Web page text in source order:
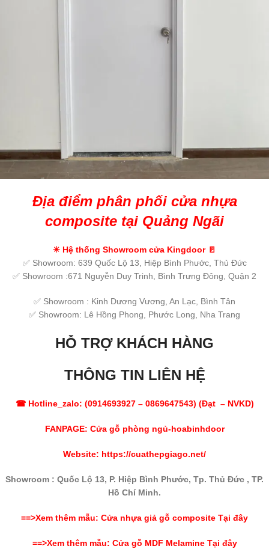
Địa điểm phân phối cửa nhựa
composite tại Quảng Ngãi
✳ Hệ thống Showroom cửa Kingdoor🚪
✅ Showroom: 639 Quốc Lộ 13, Hiệp Bình Phước, Thủ Đức
✅ Showroom :671 Nguyễn Duy Trinh, Bình Trưng Đông, Quận 2
✅ Showroom : Kinh Dương Vương, An Lạc, Bình Tân
✅ Showroom: Lê Hồng Phong, Phước Long, Nha Trang
HỖ TRỢ KHÁCH HÀNG
THÔNG TIN LIÊN HỆ
☎ Hotline_zalo: (0914693927 – 0869647543) (Đạt – NVKD)
FANPAGE: Cửa gỗ phòng ngủ-hoabinhdoor
Website: https://cuathepgiago.net/
Showroom : Quốc Lộ 13, P. Hiệp Bình Phước, Tp. Thủ Đức , TP.
Hồ Chí Minh.
==>Xem thêm mẫu: Cửa nhựa giả gỗ composite Tại đây
==>Xem thêm mẫu: Cửa gỗ MDF MelamineTại đây